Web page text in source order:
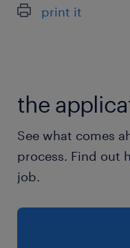
samenwerkt.
print it
the
See what comes
process. Find out
job.